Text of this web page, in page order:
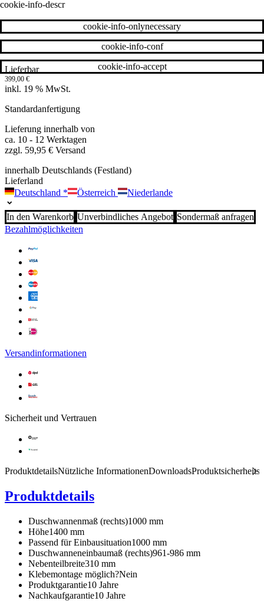
Lieferbar
399,00 €
inkl. 19 % MwSt.
Standardanfertigung
Lieferung innerhalb von
ca. 10 - 12 Werktagen
zzgl. 59,95 € Versand
innerhalb Deutschlands (Festland)
Lieferland
Deutschland * Österreich Niederlande
In den Warenkorb Unverbindliches Angebot Sondermaß anfragen
Bezahlmöglichkeiten
Versandinformationen
Sicherheit und Vertrauen
Produktdetails
Produktdetails
Duschwannenmaß (rechts)1000 mm
Höhe1400 mm
Passend für Einbausituation1000 mm
Duschwanneneinbaumaß (rechts)961-986 mm
Nebenteilbreite310 mm
Klebemontage möglich?Nein
Produktgarantie10 Jahre
Nachkaufgarantie10 Jahre
Nützliche InformationenDownloads
cookie-info-descr
cookie-info-accept
cookie-info-conf
cookie-info-onlynecessary